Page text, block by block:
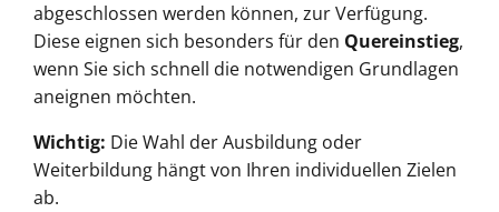
abgeschlossen werden können, zur Verfügung.
Diese eignen sich besonders für den Quereinstieg,
wenn Sie sich schnell die notwendigen Grundlagen
aneignen möchten.
Wichtig: Die Wahl der Ausbildung oder
Weiterbildung hängt von Ihren individuellen Zielen
ab.